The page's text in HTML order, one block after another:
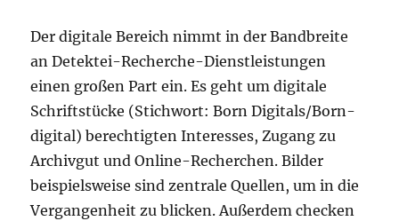
Der digitale Bereich nimmt in der Bandbreite
an Detektei-Recherche-Dienstleistungen
einen großen Part ein. Es geht um digitale
Schriftstücke (Stichwort: Born Digitals/Born-
digital) berechtigten Interesses, Zugang zu
Archivgut und Online-Recherchen. Bilder
beispielsweise sind zentrale Quellen, um in die
Vergangenheit zu blicken. Außerdem checken